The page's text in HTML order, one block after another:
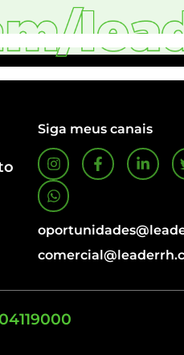
Siga meus canais